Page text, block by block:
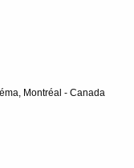
Montréal - Canada